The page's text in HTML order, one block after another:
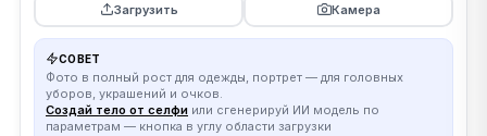
Загрузить Камера
СОВЕТ
Фото в полный рост для одежды, портрет — для головных
уборов, украшений и очков.
Создай тело от селфи или сгенерируй ИИ модель по
параметрам — кнопка в углу области загрузки